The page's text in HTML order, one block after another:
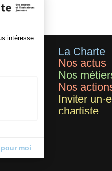
La Charte
Nos actus
Nos
Nos
Inviter un·e
chartiste
intéresse
pour moi
: Personnalisez